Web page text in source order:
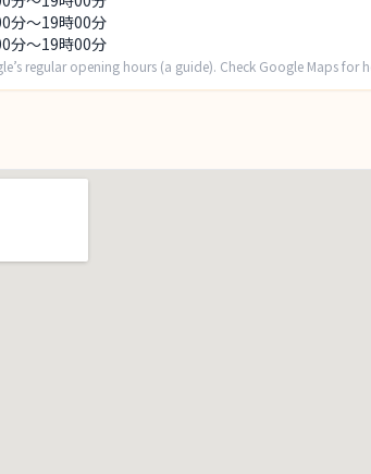
分～19時00分
分～19時00分
regular opening hours (a guide). Check Google Maps for